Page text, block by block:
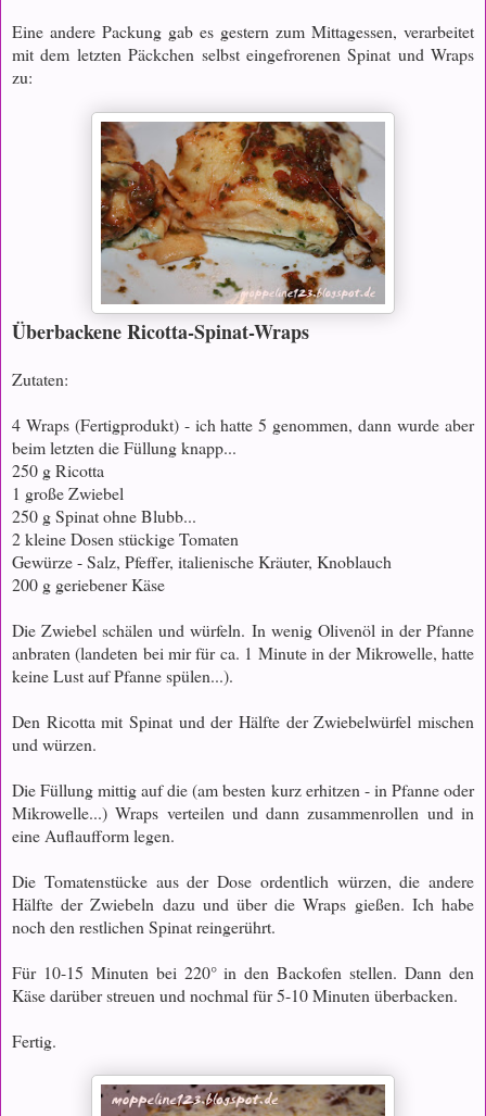
Eine andere Packung gab es gestern zum Mittagessen, verarbeitet
mit dem letzten Päckchen selbst eingefrorenen Spinat und Wraps
zu:
Überbackene Ricotta-Spinat-Wraps
Zutaten:
4 Wraps (Fertigprodukt) - ich hatte 5 genommen, dann wurde aber
beim letzten die Füllung knapp...
250 g Ricotta
1 große Zwiebel
250 g Spinat ohne Blubb...
2 kleine Dosen stückige Tomaten
Gewürze - Salz, Pfeffer, italienische Kräuter, Knoblauch
200 g geriebener Käse
Die Zwiebel schälen und würfeln. In wenig Olivenöl in der Pfanne
anbraten (landeten bei mir für ca. 1 Minute in der Mikrowelle, hatte
keine Lust auf Pfanne spülen...).
Den Ricotta mit Spinat und der Hälfte der Zwiebelwürfel mischen
und würzen.
Die Füllung mittig auf die (am besten kurz erhitzen - in Pfanne oder
Mikrowelle...) Wraps verteilen und dann zusammenrollen und in
eine Auflaufform legen.
Die Tomatenstücke aus der Dose ordentlich würzen, die andere
Hälfte der Zwiebeln dazu und über die Wraps gießen. Ich habe
noch den restlichen Spinat reingerührt.
Für 10-15 Minuten bei 220° in den Backofen stellen. Dann den
Käse darüber streuen und nochmal für 5-10 Minuten überbacken.
Fertig.